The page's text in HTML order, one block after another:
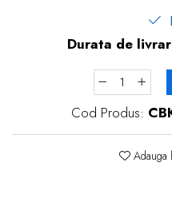
Durata de
Cod Produs:
Adauga